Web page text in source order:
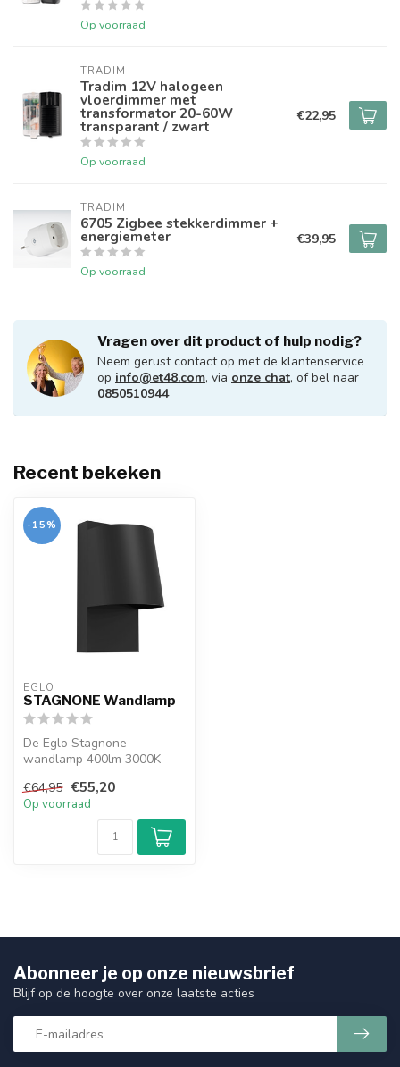
Op voorraad
TRADIM
Tradim 12V halogeen
vloerdimmer met
transformator 20-60W
transparant / zwart
Op voorraad
€22,95
TRADIM
6705 Zigbee stekkerdimmer +
energiemeter
Op voorraad
€39,95
Vragen over dit product of hulp nodig?
Neem gerust contact op met de klantenservice
op info@et48.com, via onze chat, of bel naar
0850510944
Recent bekeken
-15%
EGLO
STAGNONE Wandlamp
De Eglo Stagnone
wandlamp 400lm 3000K
functionaliteit. Met z...
€64,95 €55,20
Op voorraad
Abonneer je op onze nieuwsbrief
Blijf op de hoogte over onze laatste acties